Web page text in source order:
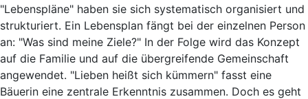
"Lebenspläne" haben sie sich systematisch organisiert und
strukturiert. Ein Lebensplan fängt bei der einzelnen Person
an: "Was sind meine Ziele?" In der Folge wird das Konzept
auf die Familie und auf die übergreifende Gemeinschaft
angewendet. "Lieben heißt sich kümmern" fasst eine
Bäuerin eine zentrale Erkenntnis zusammen. Doch es geht